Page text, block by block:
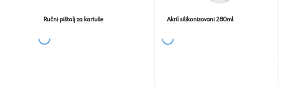
Ručni pištolj za kartuše Akril silikonizovani 280ml